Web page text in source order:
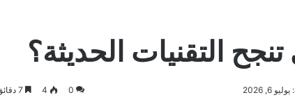
التقنيات الحديثة؟
6, 2026
0
4